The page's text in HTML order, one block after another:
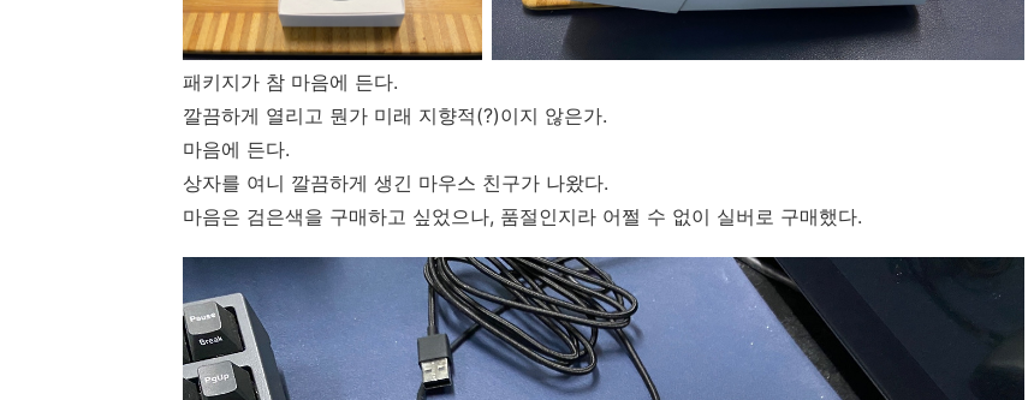
패키지가 참 마음에 든다.
깔끔하게 열리고 뭔가 미래 지향적(?)이지 않은가.
마음에 든다.
상자를 여니 깔끔하게 생긴 마우스 친구가 나왔다.
마음은 검은색을 구매하고 싶었으나, 품절인지라 어쩔 수 없이 실버로 구매했다.